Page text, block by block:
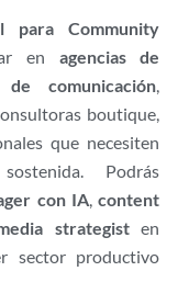
para Community
en agencias de
de comunicación,
boutique,
que necesiten
Podrás
con IA,content
strategisten
sector productivo